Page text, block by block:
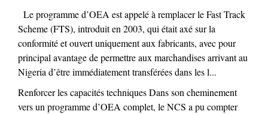
Le programme d’OEA est appelé à remplacer le Fast Track
Scheme (FTS), introduit en 2003, qui était axé sur la
conformité et ouvert uniquement aux fabricants, avec pour
principal avantage de permettre aux marchandises arrivant au
Nigeria d’être immédiatement transférées dans les l...
Renforcer les capacités techniques Dans son cheminement
vers un programme d’OEA complet, le NCS a pu compter